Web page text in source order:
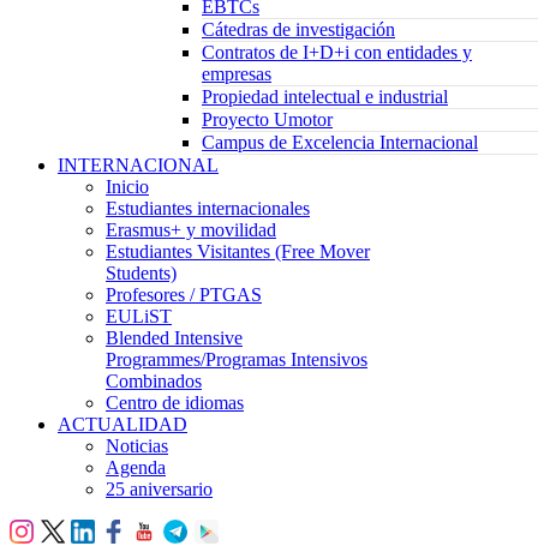
EBTCs
Cátedras de investigación
Contratos de I+D+i con entidades y
empresas
Propiedad intelectual e industrial
Proyecto Umotor
Campus de Excelencia Internacional
INTERNACIONAL
Inicio
Estudiantes internacionales
Erasmus+ y movilidad
Estudiantes Visitantes (Free Mover
Students)
Profesores / PTGAS
EULiST
Blended Intensive
Programmes/Programas Intensivos
Combinados
Centro de idiomas
ACTUALIDAD
Noticias
Agenda
25 aniversario